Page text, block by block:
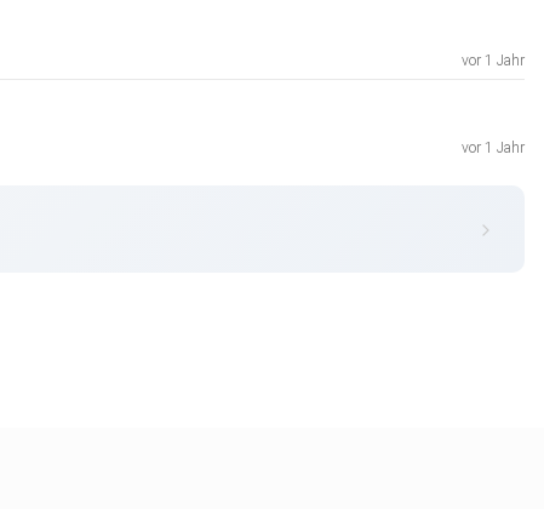
vor 1 Jahr
vor 1 Jahr